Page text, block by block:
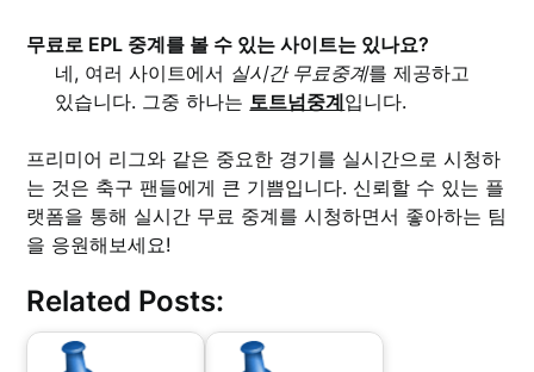
무료로 EPL 중계를 볼 수 있는 사이트는 있나요?
네, 여러 사이트에서 실시간 무료중계를 제공하고
있습니다. 그중 하나는 토트넘중계입니다.
프리미어 리그와 같은 중요한 경기를 실시간으로 시청하
는 것은 축구 팬들에게 큰 기쁨입니다. 신뢰할 수 있는 플
랫폼을 통해 실시간 무료 중계를 시청하면서 좋아하는 팀
을 응원해보세요!
Related Posts: